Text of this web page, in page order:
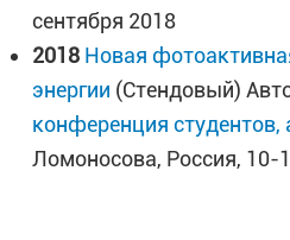
сентября 2018
2018 Новая
энергии (Стендовый)
конференция
Ломоносова, Россия, 10-